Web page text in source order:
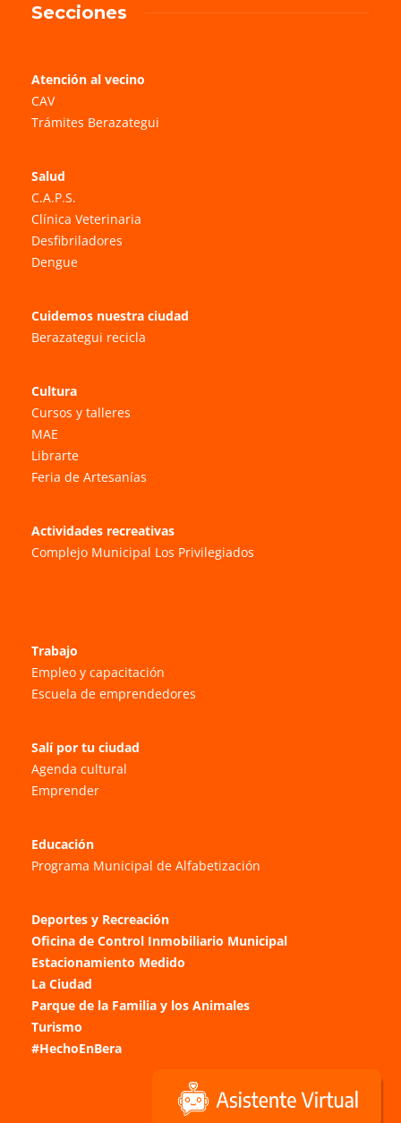
Secciones
Atención al vecino
CAV
Trámites Berazategui
Salud
C.A.P.S.
Clínica Veterinaria
Desfibriladores
Dengue
Cuidemos nuestra ciudad
Berazategui recicla
Cultura
Cursos y talleres
MAE
Librarte
Feria de Artesanías
Actividades recreativas
Complejo Municipal Los Privilegiados
Trabajo
Empleo y capacitación
Escuela de emprendedores
Salí por tu ciudad
Agenda cultural
Emprender
Educación
Programa Municipal de Alfabetización
Deportes y Recreación
Oficina de Control Inmobiliario Municipal
Estacionamiento Medido
La Ciudad
Parque de la Familia y los Animales
Turismo
#HechoEnBera